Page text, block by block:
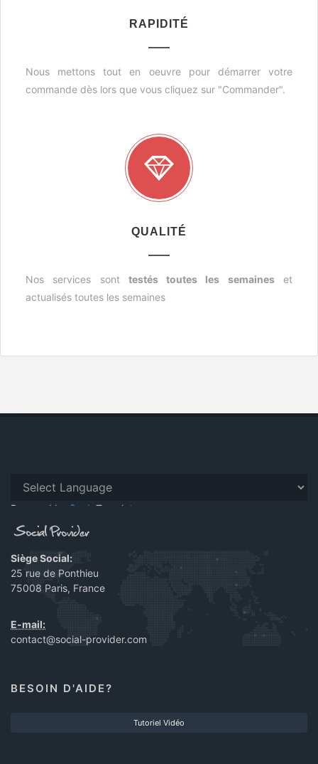
RAPIDITÉ
Nous mettons tout en oeuvre pour démarrer votre
commande dès lors que vous cliquez sur "Commander".
QUALITÉ
Nos services sont testés toutes les semaineset
actualisés toutes les semaines
Powered by Translate
Siège Social:
25 rue de Ponthieu
75008 Paris, France
E-mail:
contact@social-provider.com
BESOIN D'AIDE?
Tutoriel Vidéo